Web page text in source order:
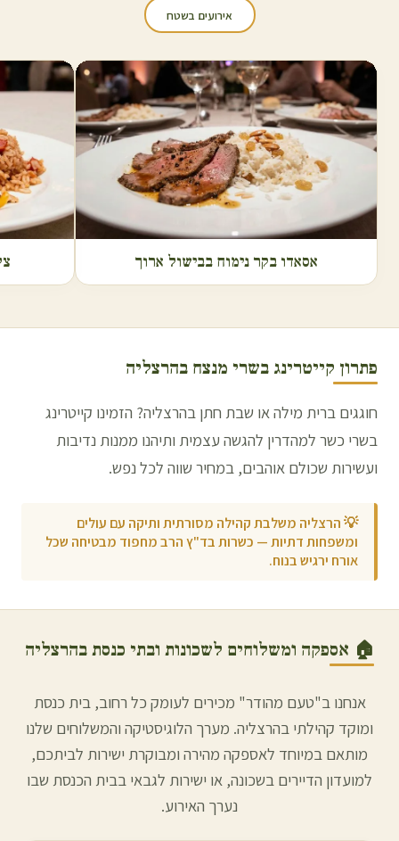
אירועים בשטח
אסאדו בקר נימוח בבישול ארוך
פתרון קייטרינג בשרי מנצח בהרצליה
חוגגים ברית מילה או שבת חתן בהרצליה? הזמינו קייטרינג
בשרי כשר למהדרין להגשה עצמית ותיהנו ממנות נדיבות
ועשירות שכולם אוהבים, במחיר שווה לכל נפש.
💡הרצליה משלבת קהילה מסורתית ותיקה עם עולים
ומשפחות דתיות — כשרות בד"ץ הרב מחפוד מבטיחה שכל
אורח ירגיש בנוח.
🏠 אספקה ומשלוחים לשכונות ובתי כנסת בהרצליה
אנחנו ב"טעם מהודר" מכירים לעומק כל רחוב, בית כנסת
ומוקד קהילתי בהרצליה. מערך הלוגיסטיקה והמשלוחים שלנו
מותאם במיוחד לאספקה מהירה ומבוקרת ישירות לביתכם,
למועדון הדיירים בשכונה, או ישירות לגבאי בבית הכנסת שבו
נערך האירוע.